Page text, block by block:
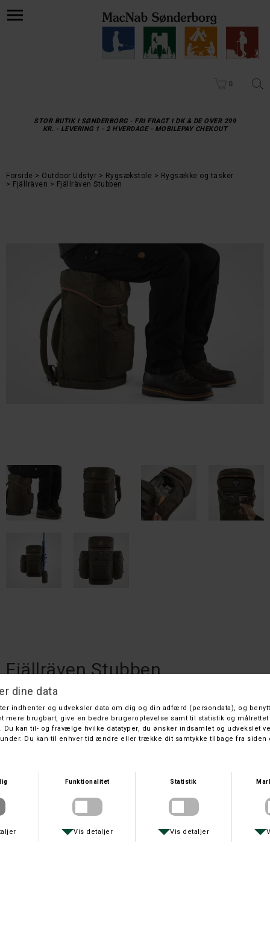
0
STOR BUTIK I SØNDERBORG - FRI FRAGT I DK & DE OVER 299
KR. - LEVERING 1 - 2 HVERDAGE - MOBILEPAY CHEKOUT
Forside Outdoor Udstyr Rygsækstole
Rygsække og tasker
Fjällräven
Fjällräven Stubben
Fjällräven Stubben
Fjällräven
DKK 2.299,- DKK 1.799,-